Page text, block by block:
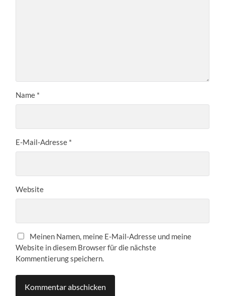
Name *
E-Mail-Adresse *
Website
Meinen Namen, meine E-Mail-Adresse und meine
Website in diesem Browser für die nächste
Kommentierung speichern.